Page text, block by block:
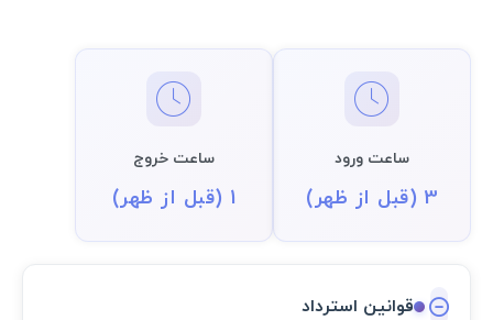
ساعت ورود
3 (قبل از ظهر)
ساعت خروج
1 (قبل از ظهر)
قوانین استرداد